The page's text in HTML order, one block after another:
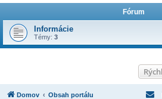
Fórum
Informácie
Témy: 3
Domov Obsah portálu